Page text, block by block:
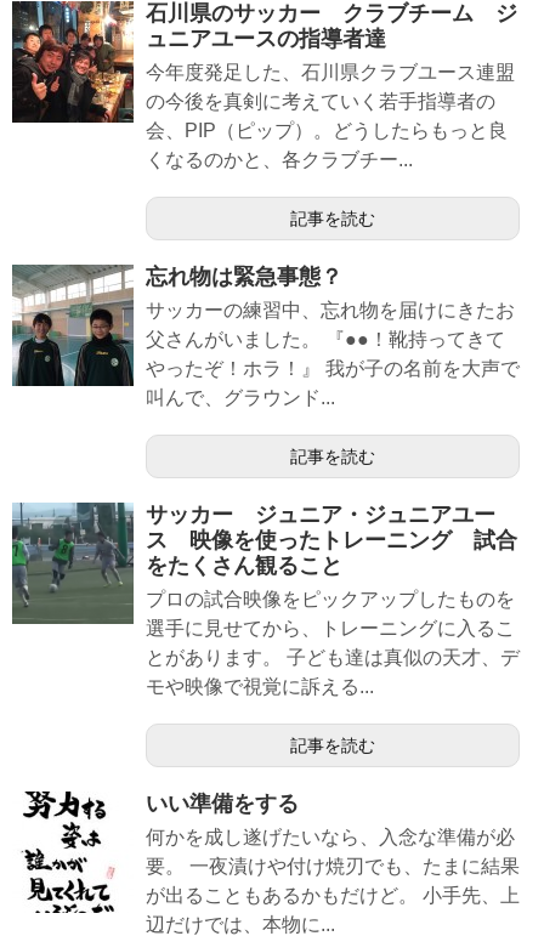
石川県のサッカー クラブチーム ジ
ュニアユースの指導者達
今年度発足した、石川県クラブユース連盟
の今後を真剣に考えていく若手指導者の
会、PIP（ピップ）。どうしたらもっと良
くなるのかと、各クラブチー...
記事を読む
忘れ物は緊急事態？
サッカーの練習中、忘れ物を届けにきたお
父さんがいました。 『●●！靴持ってきて
やったぞ！ホラ！』 我が子の名前を大声で
叫んで、グラウンド...
記事を読む
サッカー ジュニア・ジュニアユー
ス 映像を使ったトレーニング 試合
をたくさん観ること
プロの試合映像をピックアップしたものを
選手に見せてから、トレーニングに入るこ
とがあります。 子ども達は真似の天才、デ
モや映像で視覚に訴える...
記事を読む
いい準備をする
何かを成し遂げたいなら、入念な準備が必
要。 一夜漬けや付け焼刃でも、たまに結果
が出ることもあるかもだけど。 小手先、上
辺だけでは、本物に...